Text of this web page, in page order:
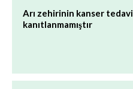
Arı zehirinin kanser
kanıtlanmamıştır